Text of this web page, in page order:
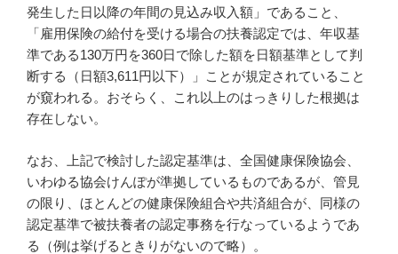
発生した日以降の年間の見込み収入額」であること、
「雇用保険の給付を受ける場合の扶養認定では、年収基
準である130万円を360日で除した額を日額基準として判
断する（日額3,611円以下）」ことが規定されていること
が窺われる。おそらく、これ以上のはっきりした根拠は
存在しない。
なお、上記で検討した認定基準は、全国健康保険協会、
いわゆる協会けんぽが準拠しているものであるが、管見
の限り、ほとんどの健康保険組合や共済組合が、同様の
認定基準で被扶養者の認定事務を行なっているようであ
る（例は挙げるときりがないので略）。